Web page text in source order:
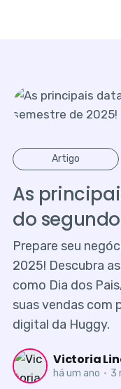
Artigo
As
do
Prepare seu
2025! Descubra
como Dia dos
suas vendas com
digital da Huggy.
Victoria
há um ano • 3